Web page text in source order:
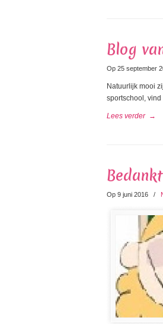
Blog
Op 25 september
Natuurlijk mooi
sportschool,
Lees verder →
Op 9 juni 2016 /